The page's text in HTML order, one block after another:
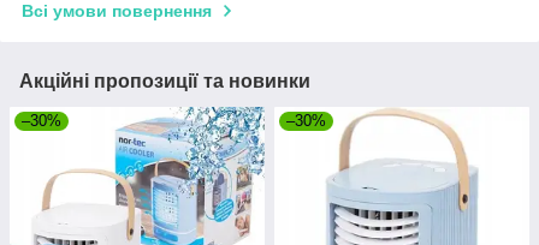
Всі умови повернення
Акційні пропозиції та новинки
–30% –30%